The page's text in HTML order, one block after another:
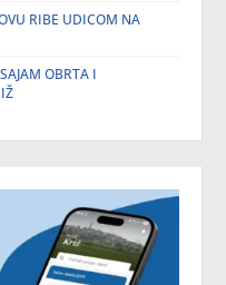
RIBE UDICOM NA
OBRTA I